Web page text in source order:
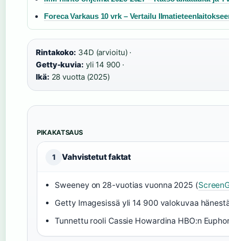
Foreca Varkaus 10 vrk – Vertailu
Rintakoko: 34D (arvioitu) ·
Getty-kuvia: yli 14 900 ·
Ikä: 28 vuotta (2025)
PIKAKATSAUS
1 Vahvistetut faktat
Sweeney on 28-vuotias vuonna 2025 (
Getty Imagesissä yli 14 900 valokuvaa
Tunnettu rooli Cassie Howardina HBO:n